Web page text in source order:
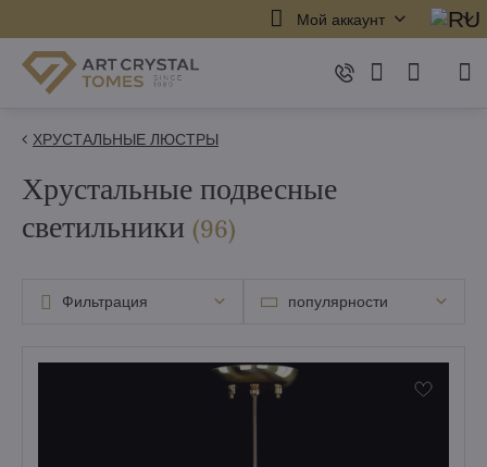
Мой аккаунт
ХРУСТАЛЬНЫЕ ЛЮСТРЫ
Хрустальные подвесные
светильники (96элементов
)
популярности
Фильтрация